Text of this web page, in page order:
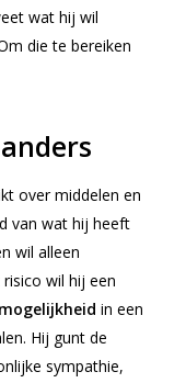
wat hij wil
die te bereiken
over middelen en
van wat hij heeft
wil alleen
wil hij een
in een
Hij gunt de
sympathie,